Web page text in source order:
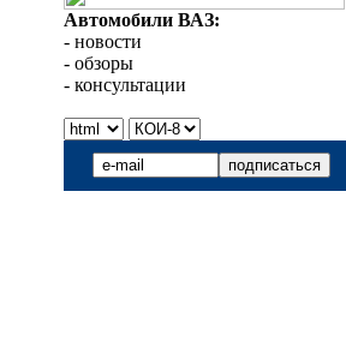
Автомобили ВАЗ:
- новости
- обзоры
- консультации